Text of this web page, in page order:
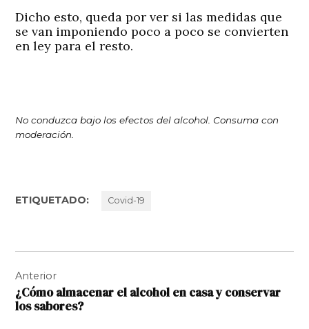
Dicho esto, queda por ver si las medidas que
se van imponiendo poco a poco se convierten
en ley para el resto.
No conduzca bajo los efectos del alcohol. Consuma con
moderación.
ETIQUETADO: Covid-19
de
entradas
Anterior
¿Cómo almacenar el alcohol en casa y conservar
los sabores?